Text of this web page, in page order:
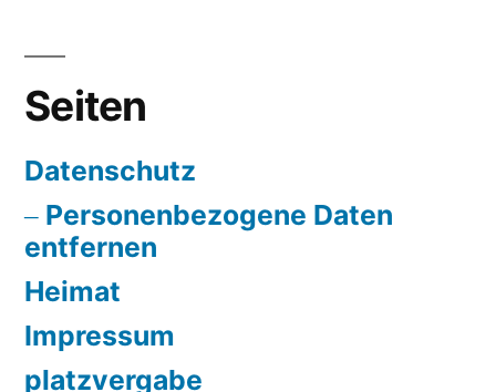
Seiten
Datenschutz
Personenbezogene Daten
entfernen
Heimat
Impressum
platzvergabe